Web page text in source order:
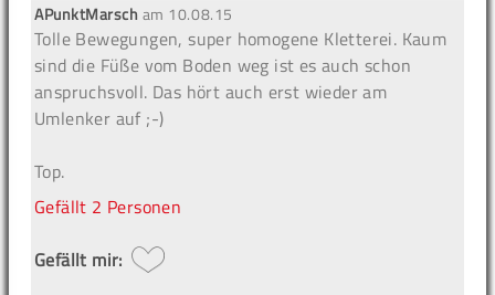
APunktMarsch am 10.08.15
Tolle Bewegungen, super homogene Kletterei. Kaum
sind die Füße vom Boden weg ist es auch schon
anspruchsvoll. Das hört auch erst wieder am
Umlenker auf ;-)
Top.
Gefällt 2 Personen
Gefällt mir: